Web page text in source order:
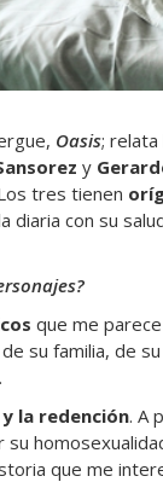
Oasis;
y
tres tienen
diaria con su
que me
su familia, de
.
la redención. A
que me